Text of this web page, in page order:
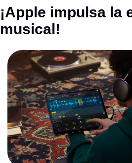
¡Apple impulsa la
musical!